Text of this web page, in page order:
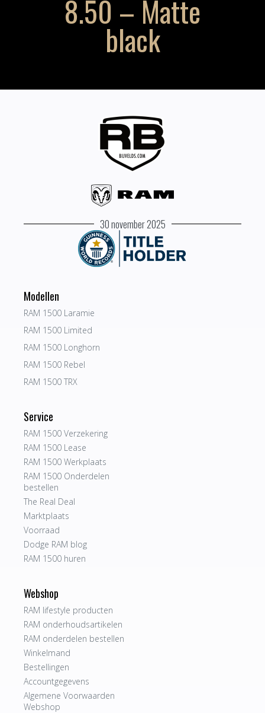
8.50 – Matte
black
30 november 2025
Modellen
RAM 1500 Laramie
RAM 1500 Limited
RAM 1500 Longhorn
RAM 1500 Rebel
RAM 1500 TRX
Service
RAM 1500 Verzekering
RAM 1500 Lease
RAM 1500 Werkplaats
RAM 1500 Onderdelen
bestellen
The Real Deal
Marktplaats
Voorraad
Dodge RAM blog
RAM 1500 huren
Webshop
RAM lifestyle producten
RAM onderhoudsartikelen
RAM onderdelen bestellen
Winkelmand
Bestellingen
Accountgegevens
Algemene Voorwaarden
Webshop